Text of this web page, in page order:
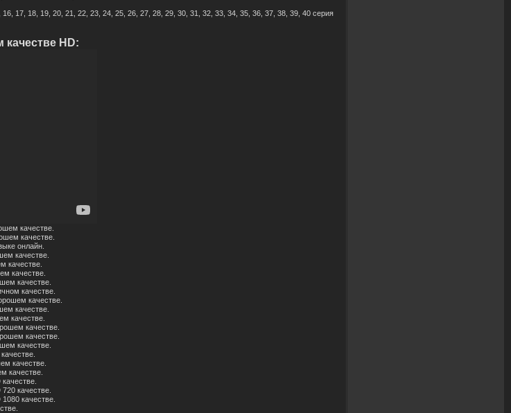
17, 18, 19, 20, 21, 22, 23, 24, 25, 26, 27, 28, 29, 30, 31, 32, 33, 34, 35, 36, 37, 38, 39, 40 серия
HD:
качестве.
качестве.
онлайн.
качестве.
качестве.
качестве.
качестве.
качестве.
качестве.
качестве.
качестве.
качестве.
качестве.
качестве.
качестве.
качестве.
качестве.
качестве.